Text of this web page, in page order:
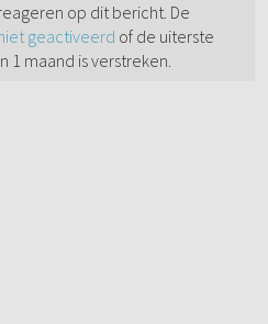
op dit bericht. De
geactiveerd of de uiterste
1 maand is verstreken.